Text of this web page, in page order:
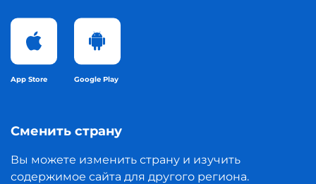
App Store Google Play
Сменить страну
Вы можете изменить страну и изучить
содержимое сайта для другого региона.